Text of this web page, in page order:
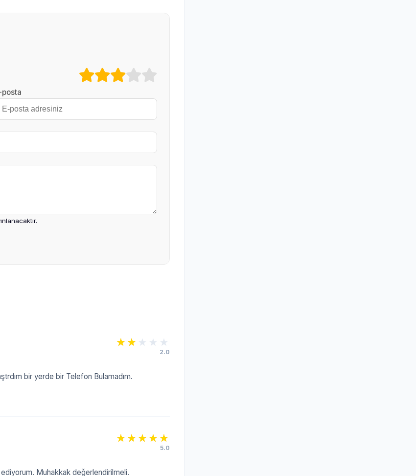
posta
2.0
bir yerde bir Telefon Bulamadım.
5.0
Muhakkak değerlendirilmeli.